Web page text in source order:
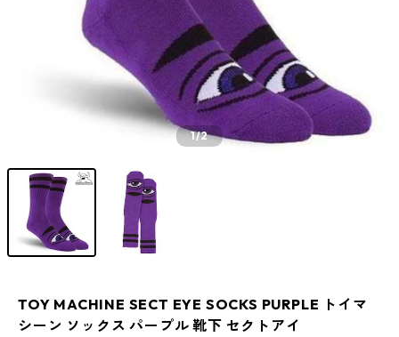
1/2
TOY MACHINE SECT EYE SOCKS PURPLE トイマ
シーン ソックス パープル 靴下 セクトアイ